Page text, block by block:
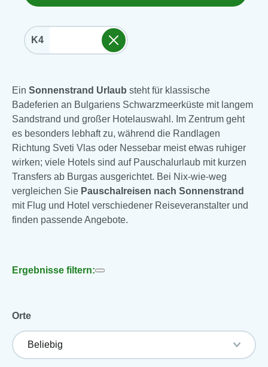
K4
Ein Sonnenstrand Urlaub steht für klassische
Badeferien an Bulgariens Schwarzmeerküste mit langem
Sandstrand und großer Hotelauswahl. Im Zentrum geht
es besonders lebhaft zu, während die Randlagen
Richtung Sveti Vlas oder Nessebar meist etwas ruhiger
wirken; viele Hotels sind auf Pauschalurlaub mit kurzen
Transfers ab Burgas ausgerichtet. Bei Nix-wie-weg
vergleichen Sie Pauschalreisen nach Sonnenstrand
mit Flug und Hotel verschiedener Reiseveranstalter und
finden passende Angebote.
Ergebnisse filtern:
Orte